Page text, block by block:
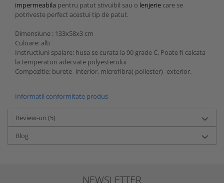
impermeabila pentru patut stivuibil sau o lenjerie care se
potriveste perfect acestui tip de patut.
Dimensiune : 133x58x3 cm
Culoare: alb
Instructiuni spalare: husa se curata la 90 grade C. Poate fi calcata
la temperaturi adecvate polyesterului
Compozitie: burete- interior, microfibra( poliester)- exterior.
Informatii conformitate produs
Review-uri (5)
Blog
NEWSLETTER